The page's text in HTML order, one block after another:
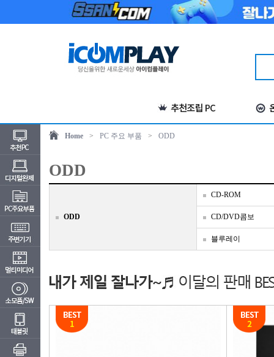
Home > PC 주요 부품 > ODD
ODD
ODD
CD-ROM
CD/DVD콤보
블루레이